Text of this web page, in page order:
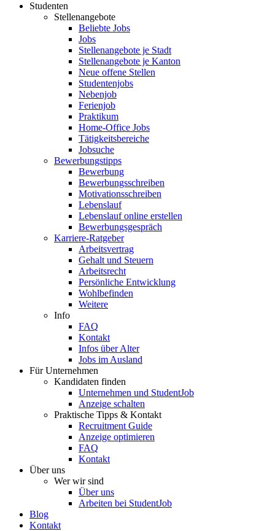
Studenten
Stellenangebote
Beliebte Jobs
Jobs
Stellenangebote je Stadt
Stellenangebote je Kanton
Neue offene Stellen
Studentenjobs
Nebenjob
Ferienjob
Praktikum
Home-Office Jobs
Tätigkeitsbereiche
Jobsuche
Bewerbungstipps
Bewerbung
Bewerbungsschreiben
Motivationsschreiben
Lebenslauf
Lebenslauf online erstellen
Bewerbungsgespräch
Karriere-Ratgeber
Arbeitsvertrag
Gehalt und Steuern
Arbeitsrecht
Persönliche Entwicklung
Wohlbefinden
Weitere
Info
FAQ
Kontakt
Infos über Alter
Jobs im Ausland
Für Unternehmen
Kandidaten finden
Unternehmen und StudentJob
Anzeige schalten
Praktische Tipps & Kontakt
Recruitment Guide
Anzeige optimieren
FAQ
Kontakt
Über uns
Wer wir sind
Über uns
Arbeiten bei StudentJob
Blog
Kontakt